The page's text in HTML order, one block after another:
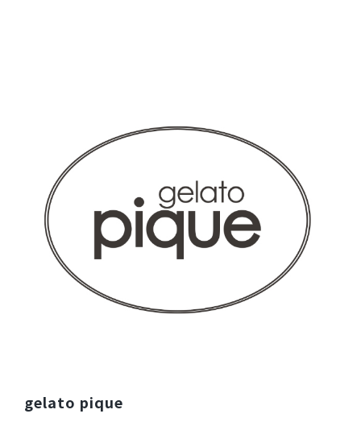
ご購入者様
購入確認済み
2025-04-18
年齢:30代 身長:161-165cm 体重: 66-70kg
肌触りもよく、着心地もとても良いです。
買って良かった～！
gelato pique